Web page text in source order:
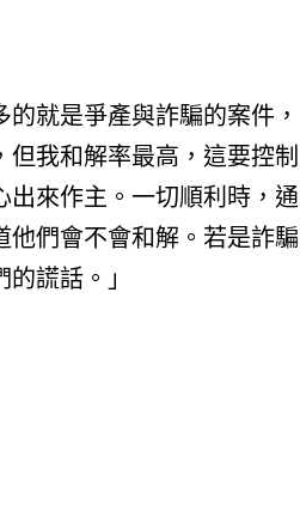
就是爭產與詐騙的案件，
但我和解率最高，這要控制
出來作主。一切順利時，通
他們會不會和解。若是詐騙
謊話。」